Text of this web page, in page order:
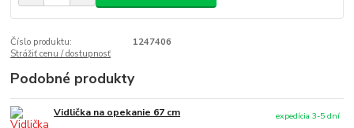
Číslo produktu:
1247406
Strážiť cenu / dostupnosť
Podobné produkty
Vidlička na opekanie 67 cm
expedícia 3-5 dní